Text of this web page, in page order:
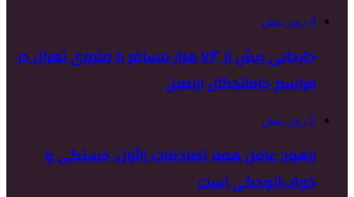
4 روز پیش
جابجایی بیش از ۷۱۶ هزار مسافر با متروی تهران در
مراسم جاماندگان اربعین
5 روز پیش
راهور: عامل همه تصادفات زائران، خستگی و
خواب‌آلودگی است